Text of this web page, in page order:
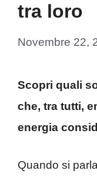
tra loro
Novembre 22,
Scopri quali
che, tra tutti,
energia
Quando si